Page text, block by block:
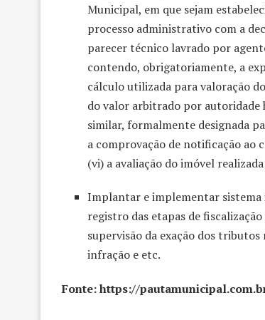
Municipal, em que sejam
processo administrativo com a
parecer técnico lavrado por
contendo, obrigatoriamente, a
cálculo utilizada para valoração
do valor arbitrado por autoridade
similar, formalmente designada
a comprovação de notificação ao
(vi) a avaliação do imóvel
Implantar e implementar
registro das etapas de
supervisão da exação dos
infração e etc.
Fonte: https://